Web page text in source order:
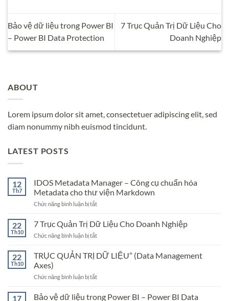
Bảo vệ dữ liệu trong Power BI
– Power BI Data Protection
7 Trục Quản Trị Dữ Liệu Cho
Doanh Nghiệp
ABOUT
Lorem ipsum dolor sit amet, consectetuer adipiscing elit, sed
diam nonummy nibh euismod tincidunt.
LATEST POSTS
12
Th7
IDOS Metadata Manager – Công cụ chuẩn hóa
Metadata cho thư viện Markdown
Chức năng bình luận bị tắtở
Metadata
Manager
–
cụ
chuẩn
Metadata
22
Th10
7 Trục Quản Trị Dữ Liệu Cho Doanh Nghiệp
Chức năng bình luận bị tắtở
Trục
Quản
Dữ
22
Th10
TRỤC QUẢN TRỊ DỮ LIỆU” (Data Management
Axes)
Chức năng bình luận bị tắtở
17 Bảo vệ dữ liệu trong Power BI – Power BI Data